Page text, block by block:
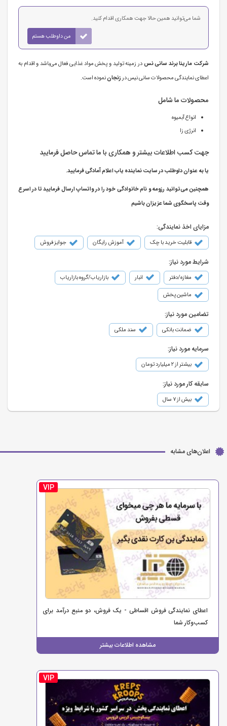
شما می‌توانید همین حالا جهت همکاری اقدام کنید.
من داوطلب هستم
شرکت مارینا برند سانی نسدر زمینه تولید و پخش مواد غذایی فعال می‌باشد و اقدام به
اعطای نمایندگی محصولات سانی نیس درزنجاننموده است.
محصولات ما شامل
انواع آبمیوه
انرژی زا
جهت کسب اطلاعات بیشتر و همکاری با ما تماس حاصل فرمایید
یا به عنوان داوطلب در سایت نماینده یاب اعلام آمادگی فرمایید.
همچنین می‌توانید رزومه و نام خانوادگی خود را در واتساپ ارسال فرمایید تا در اسرع
وقت پاسخگوی شما عزیزان باشیم
مزایای اخذ نمایندگی:
قابلیت خرید با چک آموزش رایگان جوایز فروش
شرایط مورد نیاز:
مغازه/دفتر انبار بازاریاب/گروه بازاریاب
ماشین پخش
تضامین مورد نیاز:
ضمانت بانکی سند ملکی
سرمایه مورد نیاز:
بیشتر از ۲ میلیارد تومان
سابقه کار مورد نیاز:
بیش از ۷ سال
اعلان‌های مشابه
VIP
اعطای نمایندگی فروش اقساطی - یک فروش، دو منبع درآمد برای
کسب‌وکار شما
مشاهده اطلاعات بیشتر
VIP